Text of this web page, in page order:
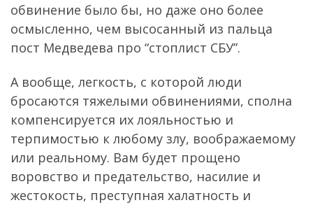
обвинение было бы, но даже оно более
осмысленно, чем высосанный из пальца
пост Медведева про “стоплист СБУ”.
А вообще, легкость, с которой люди
бросаются тяжелыми обвинениями, сполна
компенсируется их лояльностью и
терпимостью к любому злу, воображаемому
или реальному. Вам будет прощено
воровство и предательство, насилие и
жестокость, преступная халатность и